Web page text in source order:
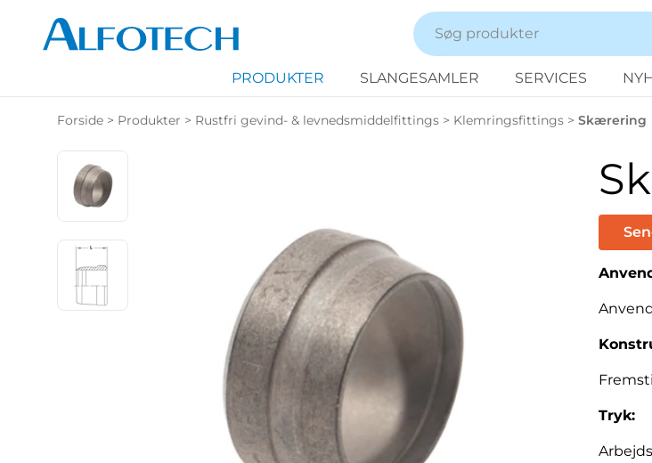
PRODUKTER SLANGESAMLER SERVICES
Forside > Produkter > Rustfri gevind- & levnedsmiddelfittings > Klemringsfittings > Skærering
Tryk: